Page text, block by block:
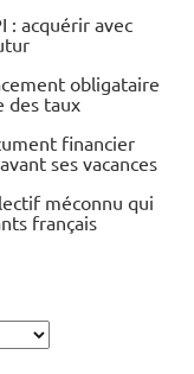
: acquérir avec
obligataire
des taux
financier
ses vacances
méconnu qui
français